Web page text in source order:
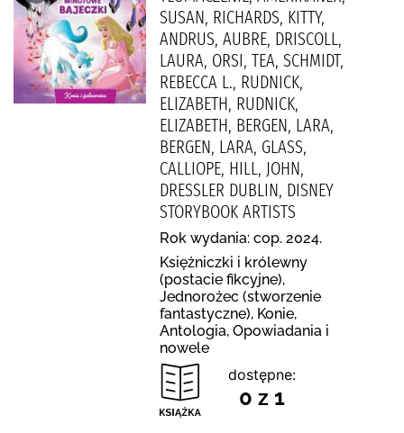
SUSAN, RICHARDS, KITTY,
ANDRUS, AUBRE, DRISCOLL,
LAURA, ORSI, TEA, SCHMIDT,
REBECCA L., RUDNICK,
ELIZABETH, RUDNICK,
ELIZABETH, BERGEN, LARA,
BERGEN, LARA, GLASS,
CALLIOPE, HILL, JOHN,
DRESSLER DUBLIN, DISNEY
STORYBOOK ARTISTS
Rok wydania: cop. 2024.
Księżniczki i królewny
(postacie fikcyjne),
Jednorożec (stworzenie
fantastyczne), Konie,
Antologia, Opowiadania i
nowele
dostępne:
0 z 1